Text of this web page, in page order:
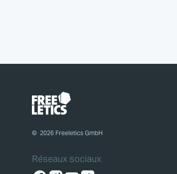
© 2026 Freeletics GmbH
Réseaux sociaux